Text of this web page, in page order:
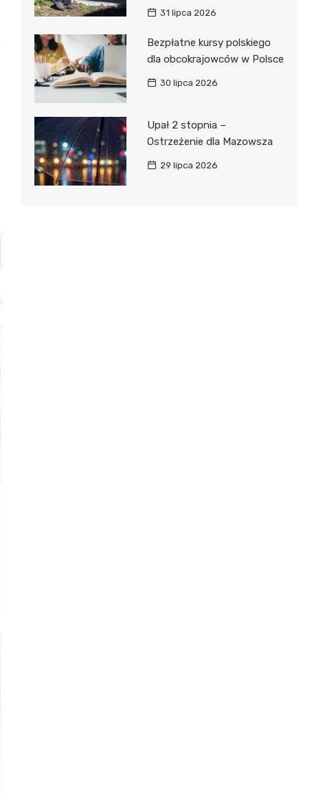
31 lipca 2026
Bezpłatne kursy polskiego
dla obcokrajowców w Polsce
30 lipca 2026
Upał 2 stopnia –
Ostrzeżenie dla Mazowsza
29 lipca 2026